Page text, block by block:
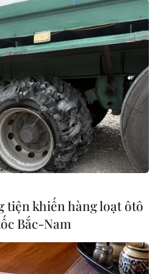
ra nhằm hy vọng có thể
đoạn cuối chuyển
đã đưa những ngôi sao
và Di Mariacủa
ngắm.
tiện khiến hàng loạt ôtô
Bắc-Nam